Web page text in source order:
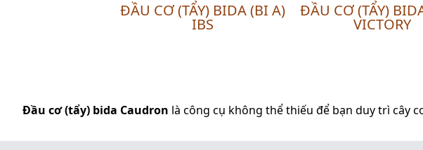
ĐẦU CƠ (TẨY) BIDA (BI A)
IBS
ĐẦU CƠ (TẨY)
VICTORY
Đầu cơ (tẩy) bida Caudron là công cụ không thể thiếu để bạn duy trì cây